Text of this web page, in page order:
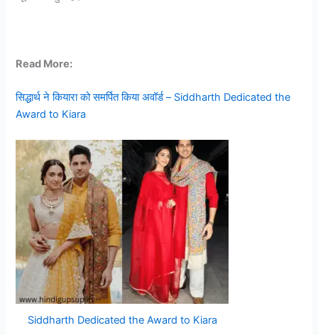
Read More:
सिद्धार्थ ने कियारा को समर्पित किया अवॉर्ड – Siddharth Dedicated the
Award to Kiara
Siddharth Dedicated the Award to Kiara